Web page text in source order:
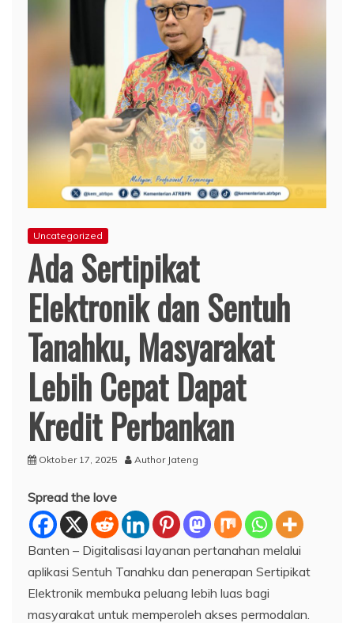
Uncategorized
Ada Sertipikat
Elektronik dan Sentuh
Tanahku, Masyarakat
Lebih Cepat Dapat
Kredit Perbankan
Oktober 17, 2025 Author Jateng
Spread the love
Banten – Digitalisasi layanan pertanahan melalui
aplikasi Sentuh Tanahku dan penerapan Sertipikat
Elektronik membuka peluang lebih luas bagi
masyarakat untuk memperoleh akses permodalan.